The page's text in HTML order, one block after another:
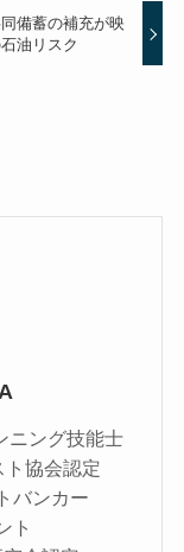
備蓄の補充が映
油リスク
ニング技能士
協会認定
バンカー
ト